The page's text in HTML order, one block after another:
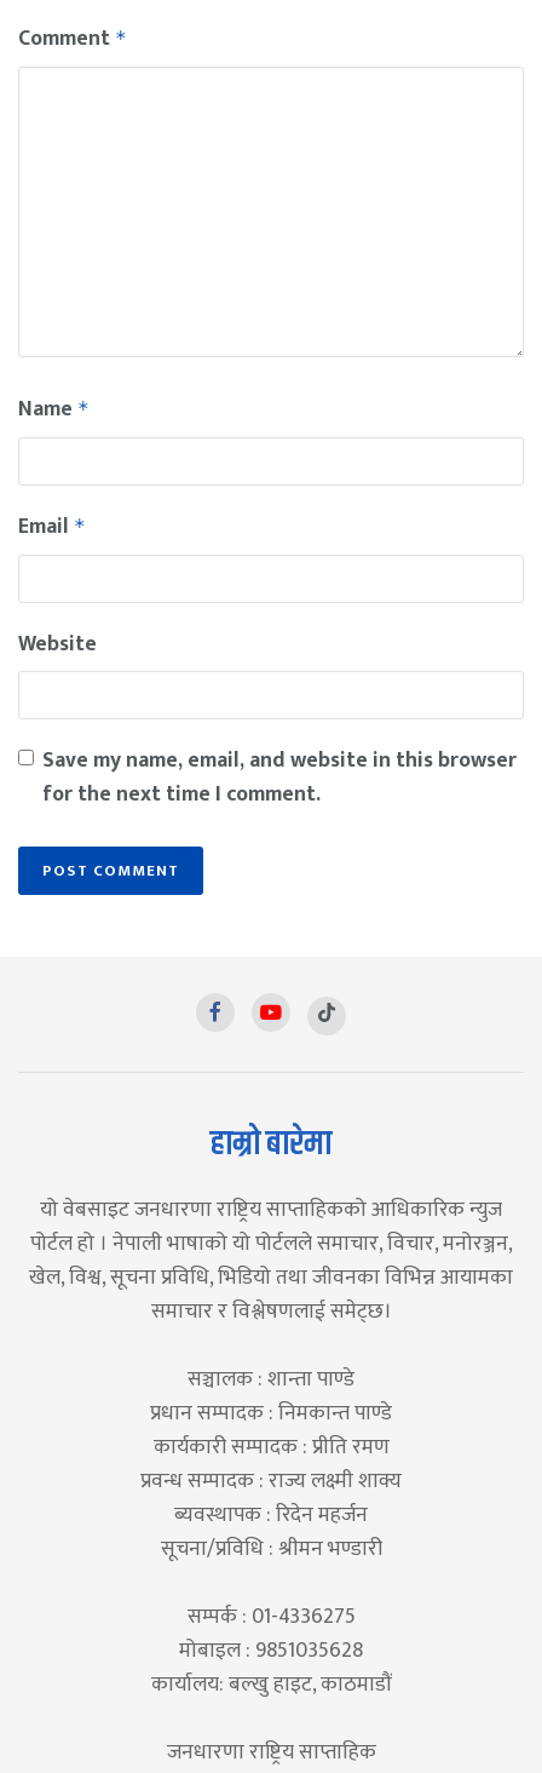
Comment *
Name *
Email *
Website
Save my name, email, and website in this browser
for the next time I comment.
हाम्रो बारेमा
यो वेबसाइट जनधारणा राष्ट्रिय साप्ताहिकको आधिकारिक न्युज
पोर्टल हो । नेपाली भाषाको यो पोर्टलले समाचार, विचार, मनोरञ्जन,
खेल, विश्व, सूचना प्रविधि, भिडियो तथा जीवनका विभिन्न आयामका
समाचार र विश्लेषणलाई समेट्छ।
सञ्चालक : शान्ता पाण्डे
प्रधान सम्पादक : निमकान्त पाण्डे
कार्यकारी सम्पादक : प्रीति रमण
प्रवन्ध सम्पादक : राज्य लक्ष्मी शाक्य
ब्यवस्थापक : रिदेन महर्जन
सूचना/प्रविधि : श्रीमन भण्डारी
सम्पर्क : 01-4336275
मोबाइल : 9851035628
कार्यालय: बल्खु हाइट, काठमाडौं
जनधारणा राष्ट्रिय साप्ताहिक